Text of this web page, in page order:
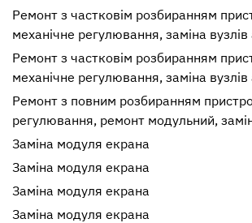
Ремонт з частковім розбиранням
механічне регулювання, заміна
Ремонт з частковім розбиранням
механічне регулювання, заміна
Ремонт з повним розбиранням
регулювання, ремонт модульний,
Заміна модуля екрана
Заміна модуля екрана
Заміна модуля екрана
Заміна модуля екрана